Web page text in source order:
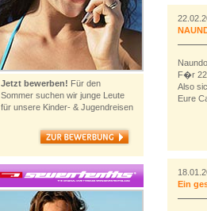
Jetzt bewerben! Für den
Sommer suchen wir junge Leute
für unsere Kinder- & Jugendreisen
F�r
Also
Eure
Ein